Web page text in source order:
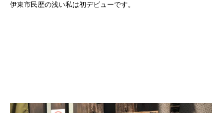
伊東市民歴の浅い私は初デビューです。